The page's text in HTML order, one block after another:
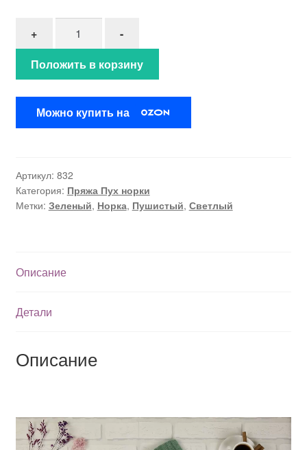
+
-
Положить в корзину
Можно купить на
Артикул: 832
Категория: Пряжа Пух норки
Метки: Зеленый, Норка, Пушистый, Светлый
Описание
Детали
Описание